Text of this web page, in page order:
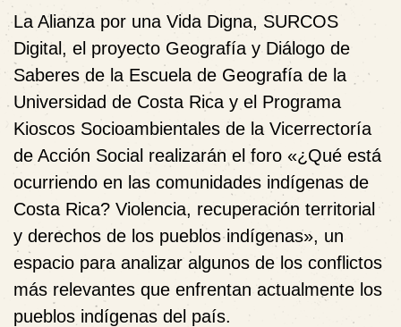
La Alianza por una Vida Digna, SURCOS
Digital, el proyecto Geografía y Diálogo de
Saberes de la Escuela de Geografía de la
Universidad de Costa Rica y el Programa
Kioscos Socioambientales de la Vicerrectoría
de Acción Social realizarán el foro «¿Qué está
ocurriendo en las comunidades indígenas de
Costa Rica? Violencia, recuperación territorial
y derechos de los pueblos indígenas», un
espacio para analizar algunos de los conflictos
más relevantes que enfrentan actualmente los
pueblos indígenas del país.